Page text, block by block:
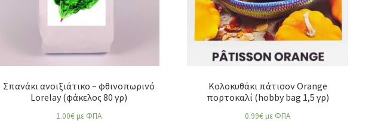
Σπανάκι ανοιξιάτικο – φθινοπωρινό
Lorelay (φάκελος 80 γρ)
1.00€με ΦΠΑ
Κολοκυθάκι πάτισον Orange
πορτοκαλί (hobby bag 1,5 γρ)
0.99€με ΦΠΑ